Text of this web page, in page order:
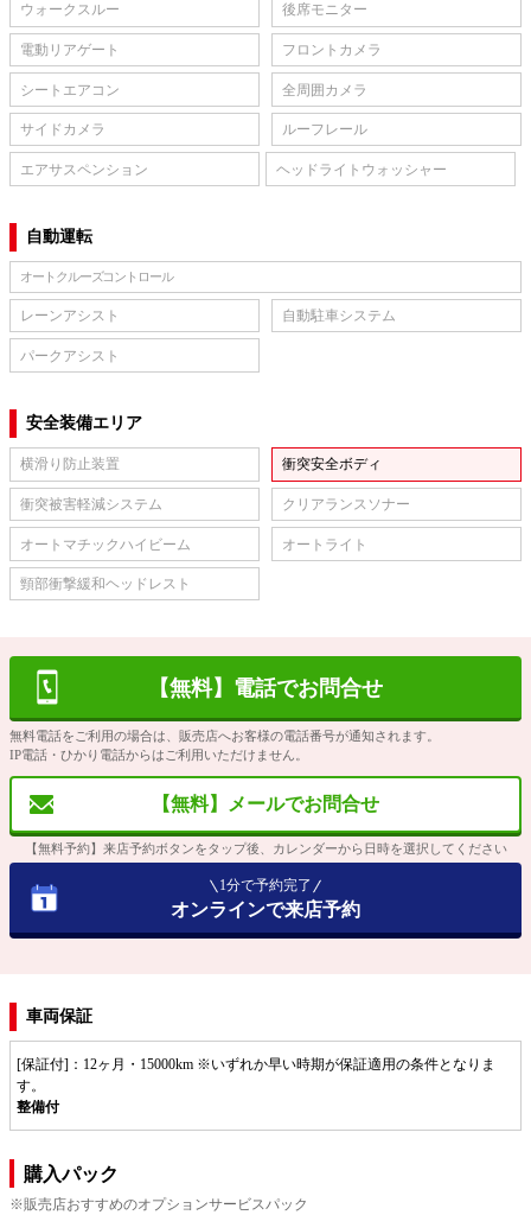
ウォークスルー 後席モニター
電動リアゲート フロントカメラ
シートエアコン 全周囲カメラ
サイドカメラ ルーフレール
エアサスペンション ヘッドライトウォッシャー
自動運転
オートクルーズコントロール
レーンアシスト 自動駐車システム
パークアシスト
安全装備エリア
横滑り防止装置 衝突安全ボディ
衝突被害軽減システム クリアランスソナー
オートマチックハイビーム オートライト
頸部衝撃緩和ヘッドレスト
【無料】電話でお問合せ
無料電話をご利用の場合は、販売店へお客様の電話番号が通知されます。
IP電話・ひかり電話からはご利用いただけません。
【無料】メールでお問合せ
【無料予約】来店予約ボタンをタップ後、カレンダーから日時を選択してください
1分で予約完了
オンラインで来店予約
車両保証
[保証付]：12ヶ月・15000km ※いずれか早い時期が保証適用の条件となりま
す。
整備付
購入パック
※販売店おすすめのオプションサービスパック